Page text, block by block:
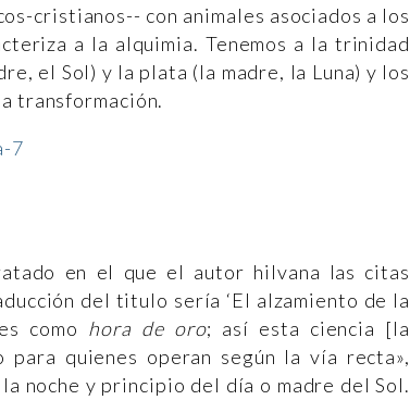
cristianos-- con animales asociados a los
a la alquimia. Tenemos a la trinidad
el Sol) y la plata (la madre, la Luna) y los
transformación.
en el que el autor hilvana las citas
del titulo sería ‘El alzamiento de la
como hora de oro; así esta ciencia [la
quienes operan según la vía recta»,
noche y principio del día o madre del Sol.